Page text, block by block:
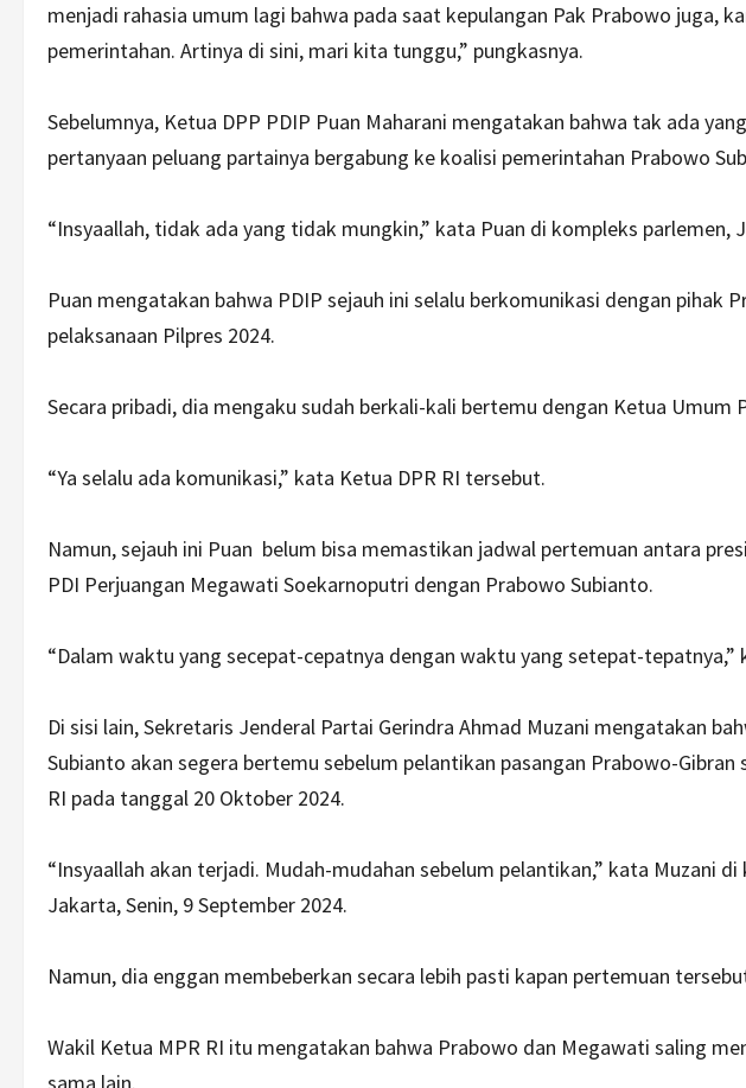
menjadi rahasia umum lagi bahwa pada saat kepulangan Pak Prabowo juga,
pemerintahan. Artinya di sini, mari kita tunggu,” pungkasnya.
Sebelumnya, Ketua DPP PDIP Puan Maharani mengatakan bahwa tak ada
pertanyaan peluang partainya bergabung ke koalisi pemerintahan Prabowo
“Insyaallah, tidak ada yang tidak mungkin,” kata Puan di kompleks parlemen,
Puan mengatakan bahwa PDIP sejauh ini selalu berkomunikasi dengan pihak
pelaksanaan Pilpres 2024.
Secara pribadi, dia mengaku sudah berkali-kali bertemu dengan Ketua Umum
“Ya selalu ada komunikasi,” kata Ketua DPR RI tersebut.
Namun, sejauh ini Puan belum bisa memastikan jadwal pertemuan antara
PDI Perjuangan Megawati Soekarnoputri dengan Prabowo Subianto.
“Dalam waktu yang secepat-cepatnya dengan waktu yang setepat-tepatnya,”
Di sisi lain, Sekretaris Jenderal Partai Gerindra Ahmad Muzani mengatakan
Subianto akan segera bertemu sebelum pelantikan pasangan Prabowo-Gibran
RI pada tanggal 20 Oktober 2024.
“Insyaallah akan terjadi. Mudah-mudahan sebelum pelantikan,” kata Muzani
Jakarta, Senin, 9 September 2024.
Namun, dia enggan membeberkan secara lebih pasti kapan pertemuan
Wakil Ketua MPR RI itu mengatakan bahwa Prabowo dan Megawati saling